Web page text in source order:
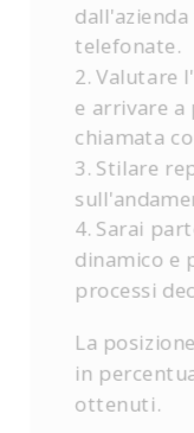
telefonate.
2. Valutare
e arrivare
chiamata
3. Stilare
4. Sarai
dinamico e
processi
La
in
ottenuti.